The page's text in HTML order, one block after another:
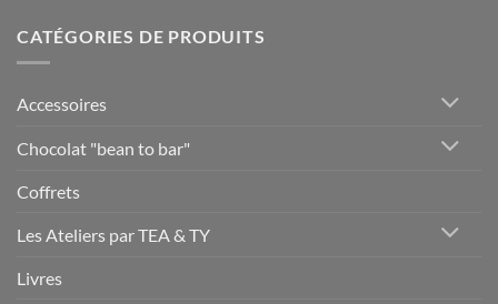
CATÉGORIES DE PRODUITS
Accessoires
Chocolat "bean to bar"
Coffrets
Les Ateliers par TEA & TY
Livres